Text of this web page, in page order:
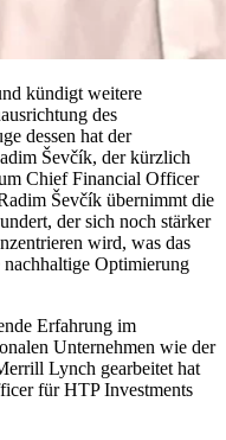
kündigt weitere
des
dessen hat der
Ševčík, der kürzlich
Chief Financial Officer
Ševčík übernimmt die
der sich noch stärker
wird, was das
Optimierung
Erfahrung im
Unternehmen wie der
Lynch gearbeitet hat
für HTP Investments